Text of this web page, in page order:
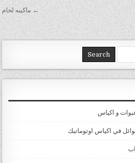
← ماكينه لحام